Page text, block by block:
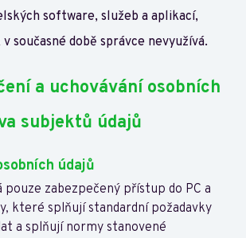
software, služeb a aplikací,
současné době správce nevyužívá.
a uchovávání osobních
subjektů údajů
údajů
pouze zabezpečený přístup do PC a
které splňují standardní požadavky
a splňují normy stanovené